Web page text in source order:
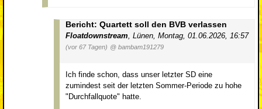
Bericht: Quartett soll den BVB verlassen
Floatdownstream Lünen Montag, 01.06.2026, 16:57
(vor 67 Tagen) @ bambam191279
Ich finde schon, dass unser letzter SD eine
zumindest seit der letzten Sommer-Periode zu hohe
"Durchfallquote" hatte.